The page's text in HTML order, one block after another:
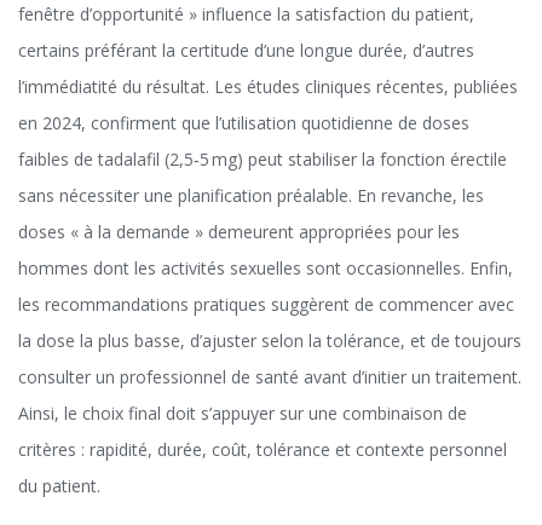
fenêtre d’opportunité » influence la satisfaction du patient,
certains préférant la certitude d’une longue durée, d’autres
l’immédiatité du résultat. Les études cliniques récentes, publiées
en 2024, confirment que l’utilisation quotidienne de doses
faibles de tadalafil (2,5‑5 mg) peut stabiliser la fonction érectile
sans nécessiter une planification préalable. En revanche, les
doses « à la demande » demeurent appropriées pour les
hommes dont les activités sexuelles sont occasionnelles. Enfin,
les recommandations pratiques suggèrent de commencer avec
la dose la plus basse, d’ajuster selon la tolérance, et de toujours
consulter un professionnel de santé avant d’initier un traitement.
Ainsi, le choix final doit s’appuyer sur une combinaison de
critères : rapidité, durée, coût, tolérance et contexte personnel
du patient.